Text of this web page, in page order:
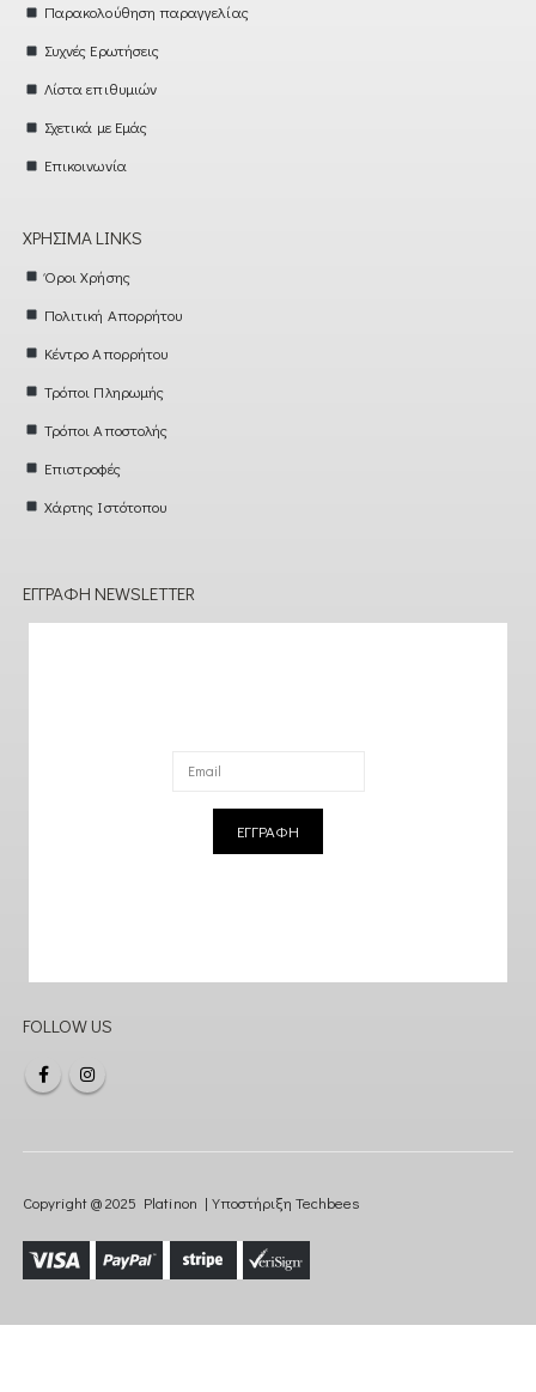
Παρακολούθηση παραγγελίας
Συχνές Ερωτήσεις
Λίστα επιθυμιών
Σχετικά με Εμάς
Επικοινωνία
ΧΡΉΣΙΜΑ LINKS
Όροι Χρήσης
Πολιτική Απορρήτου
Κέντρο Απορρήτου
Τρόποι Πληρωμής
Τρόποι Αποστολής
Επιστροφές
Χάρτης Ιστότοπου
ΕΓΓΡΑΦΉ NEWSLETTER
ΕΓΓΡΑΦΗ
FOLLOW US
Copyright @ 2025 Platinon | Υποστήριξη Techbees